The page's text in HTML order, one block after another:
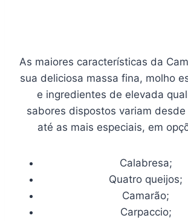
As maiores características da
sua deliciosa massa fina, molho
e ingredientes de elevada
sabores dispostos variam
até as mais especiais, em
Calabresa;
Quatro queijos;
Camarão;
Carpaccio;